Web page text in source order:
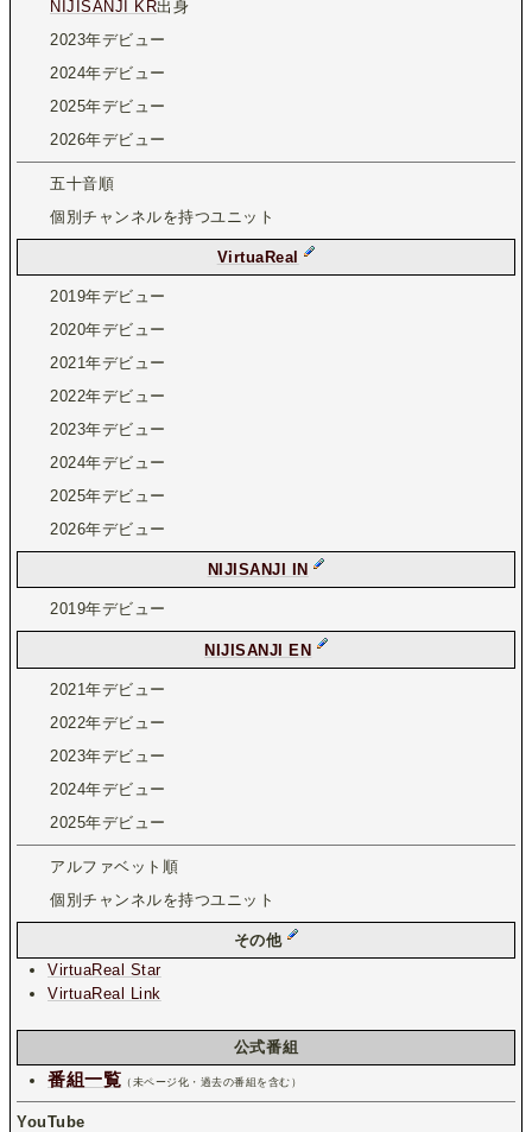
NIJISANJI KR出身
2023年デビュー
2024年デビュー
2025年デビュー
2026年デビュー
五十音順
個別チャンネルを持つユニット
VirtuaReal
2019年デビュー
2020年デビュー
2021年デビュー
2022年デビュー
2023年デビュー
2024年デビュー
2025年デビュー
2026年デビュー
NIJISANJI IN
2019年デビュー
NIJISANJI EN
2021年デビュー
2022年デビュー
2023年デビュー
2024年デビュー
2025年デビュー
アルファベット順
個別チャンネルを持つユニット
その他
VirtuaReal Star
VirtuaReal Link
公式番組
番組一覧 （未ページ化・過去の番組を含む）
YouTube